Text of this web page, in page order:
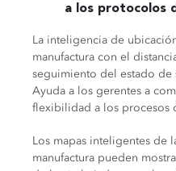
a los protocolos
La inteligencia de
manufactura con el
seguimiento del estado
Ayuda a los gerentes a
flexibilidad a los procesos
Los mapas inteligentes de
manufactura pueden